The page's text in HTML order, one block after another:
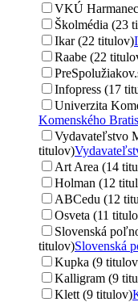
VKÚ
Školmédia (23
Ikar (22 titulov)
Raabe (22
Infopress (17
Univerzita
Komenského
Vydavateľstvo
titulov)
Art Area (14
Holman (12
ABCedu (12
Osveta (11
Slovenská
titulov)Slovenská
Kupka (9
Kalligram (9
Klett (9 titulov)